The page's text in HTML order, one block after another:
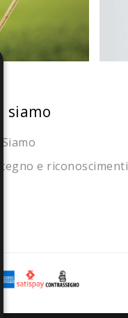
siamo
e riconoscimenti